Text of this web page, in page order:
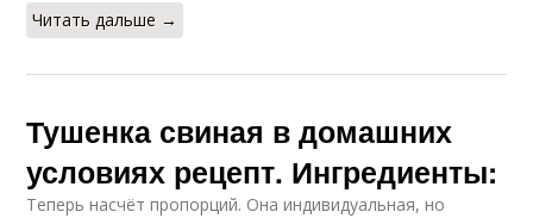
Читать дальше →
Тушенка свиная в домашних
условиях рецепт. Ингредиенты:
Теперь насчёт пропорций. Она индивидуальная, но